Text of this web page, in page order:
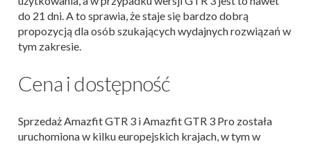
do 21 dni. A to sprawia, że staje się bardzo dobrą
propozycją dla osób szukających wydajnych rozwiązań w
tym zakresie.
Cena i dostępność
Sprzedaż Amazfit GTR 3 i Amazfit GTR 3 Pro została
uruchomiona w kilku europejskich krajach, w tym w